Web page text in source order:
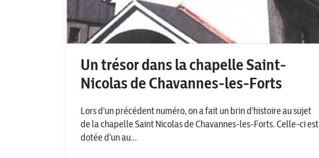
Un trésor dans la chapelle Saint-
Nicolas de Chavannes-les-Forts
Lors d'un précédent numéro, on a fait un brin d'histoire au sujet
de la chapelle Saint Nicolas de Chavannes-les-Forts. Celle-ci est
dotée d'un au...